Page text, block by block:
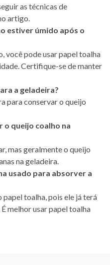
as técnicas de
artigo.
estiver úmido após o
você pode usar papel toalha
Certifique-se de manter
a geladeira?
para conservar o queijo
queijo coalho na
mas geralmente o queijo
na geladeira.
usado para absorver a
toalha, pois ele já terá
melhor usar papel toalha